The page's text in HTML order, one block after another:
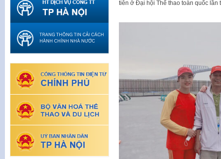
tiên ở Đại hội Thể thao toàn quốc lần